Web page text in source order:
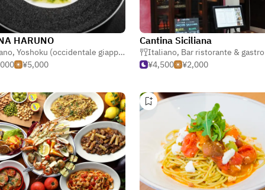
HARUNO
, Yoshoku (occidentale giapponese)
¥5,000
Cantina Siciliana
Italiano, Bar ristorante &
¥4,500
¥2,000